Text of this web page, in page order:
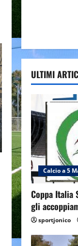
ULTIMI
Calcio a 5
Coppa Italia
gli
sportjonico